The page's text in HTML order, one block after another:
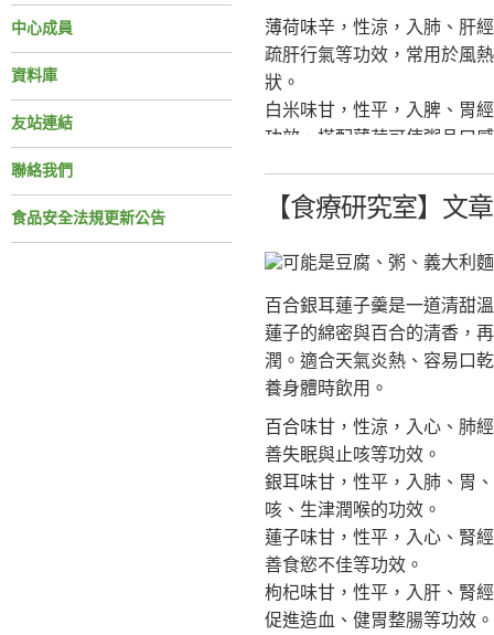
中心成員
資料庫
友站連結
聯絡我們
食品安全法規更新公告
薄荷味辛，性涼，入肺、肝
疏肝行氣等功效，常用於風
狀。
白米味甘，性平，入脾、胃
功效，搭配薄荷可使粥品口
風味，使粥品口感更加溫潤
鮮薄荷30公克 (或乾薄荷15公
白米150公克
冰糖少許(配方之份量適合
作法：
1. 薄荷洗淨，加入1000毫升
2. 待湯汁冷卻後，濾出薄荷
3. 白米洗淨後加水熬煮成粥。
4. 粥將完成時，加入薄荷汁
功效：清爽潤口，增進食
參考資料：
《本草綱目》對症藥膳-不生
【食療研究室】文
百合銀耳蓮子羹是一道清甜
蓮子的綿密與百合的清香，
潤。適合天氣炎熱、容易口
養身體時飲用。
百合味甘，性涼，入心、肺
善失眠與止咳等功效。
銀耳味甘，性平，入肺、胃
咳、生津潤喉的功效。
蓮子味甘，性平，入心、腎
善食慾不佳等功效。
枸杞味甘，性平，入肝、腎
促進造血、健胃整腸等功效。